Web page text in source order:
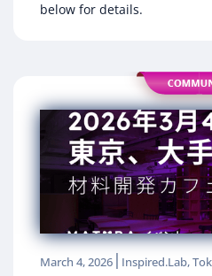
below for details.
March 4, 2026 | Inspired.Lab,